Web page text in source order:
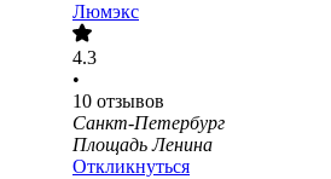
Люмэкс
4.3
•
10 отзывов
Санкт-Петербург
Площадь Ленина
Откликнуться